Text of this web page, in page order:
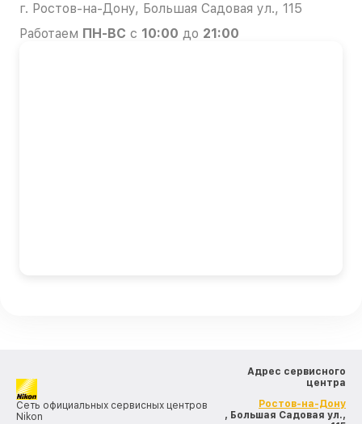
г. Ростов-на-Дону, Большая Садовая ул., 115
Работаем ПН-ВС с 10:00 до 21:00
Сеть официальных сервисных центров
Nikon
Адрес сервисного
центра
Ростов-на-Дону
, Большая Садовая ул.,